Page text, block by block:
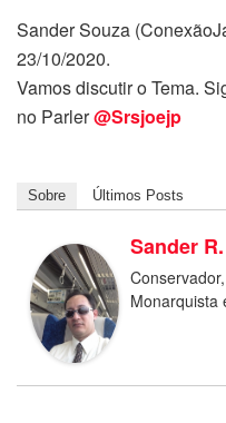
Sander Souza
23/10/2020.
Vamos discutir o Tema.
no Parler@Srsjoejp
Sobre Últimos Posts
Sander
Monarquista